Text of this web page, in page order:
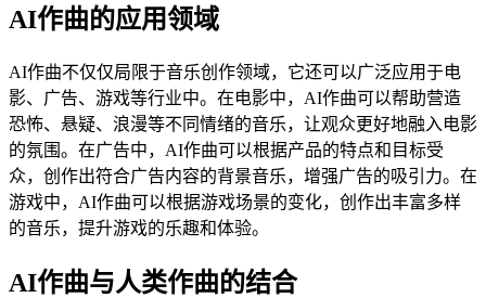
AI作曲的应用领域
AI作曲不仅仅局限于音乐创作领域，它还可以广泛应用于电
影、广告、游戏等行业中。在电影中，AI作曲可以帮助营造
恐怖、悬疑、浪漫等不同情绪的音乐，让观众更好地融入电影
的氛围。在广告中，AI作曲可以根据产品的特点和目标受
众，创作出符合广告内容的背景音乐，增强广告的吸引力。在
游戏中，AI作曲可以根据游戏场景的变化，创作出丰富多样
的音乐，提升游戏的乐趣和体验。
AI作曲与人类作曲的结合